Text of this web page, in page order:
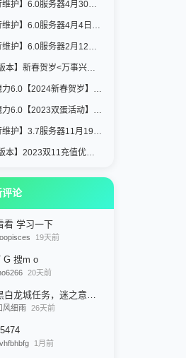
评论
看 学习一下
19天前
G 搜m o
20天前
黑白龙城任务，迷之意志路线，和老龙说话，选是：黑色意志，
风细雨 26天前
1月前